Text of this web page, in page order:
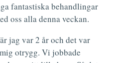
fantastiska behandlingar
oss alla denna veckan.
jag var 2 år och det var
otrygg. Vi jobbade